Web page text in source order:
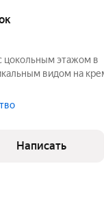
цокольным этажом в
видом на
нужды. На
Написать